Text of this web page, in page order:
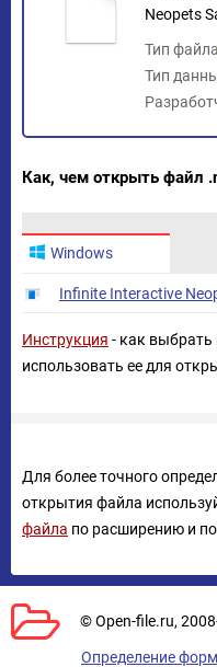
Neopets
Тип
Тип
Как, чем открыть файл
Windows
Infinite Interactive
Инструкция - как выбрать
использовать ее для
Для более точного
открытия файла
файла по расширению и
© Open-file.ru,
Определение